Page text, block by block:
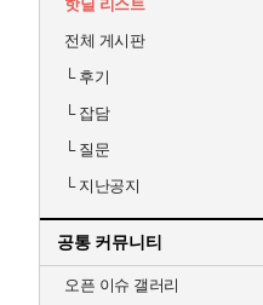
핫딜 리스트
전체 게시판
└후기
└잡담
└질문
└지난공지
공통 커뮤니티
오픈 이슈 갤러리